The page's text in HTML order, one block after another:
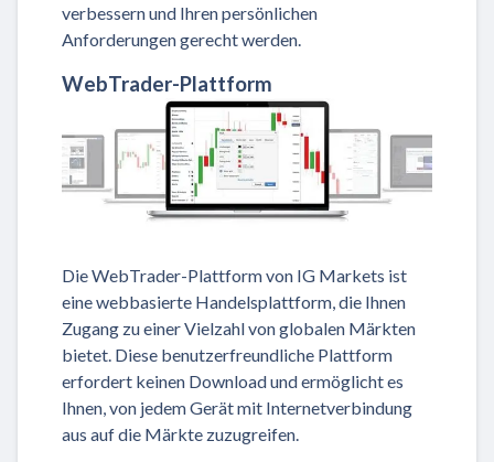
verbessern und Ihren persönlichen
Anforderungen gerecht werden.
WebTrader-Plattform
Die WebTrader-Plattform von IG Markets ist
eine webbasierte Handelsplattform, die Ihnen
Zugang zu einer Vielzahl von globalen Märkten
bietet. Diese benutzerfreundliche Plattform
erfordert keinen Download und ermöglicht es
Ihnen, von jedem Gerät mit Internetverbindung
aus auf die Märkte zuzugreifen.